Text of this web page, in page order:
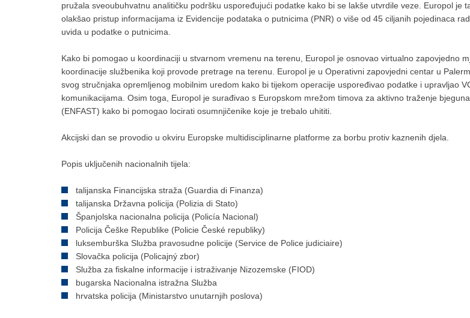
pružala sveoubuhvatnu analitičku podršku uspoređujući podatke kako bi se lakše utvrdile veze. Europol je
olakšao pristup informacijama iz Evidencije podataka o putnicima (PNR) o više od 45 ciljanih pojedinaca
uvida u podatke o putnicima.
Kako bi pomogao u koordinaciji u stvarnom vremenu na terenu, Europol je osnovao virtualno zapovjedno
koordinacije službenika koji provode pretrage na terenu. Europol je u Operativni zapovjedni centar u
svog stručnjaka opremljenog mobilnim uredom kako bi tijekom operacije uspoređivao podatke i upravljao
komunikacijama. Osim toga, Europol je surađivao s Europskom mrežom timova za aktivno traženje
(ENFAST) kako bi pomogao locirati osumnjičenike koje je trebalo uhititi.
Akcijski dan se provodio u okviru Europske multidisciplinarne platforme za borbu protiv kaznenih djela.
Popis uključenih nacionalnih tijela:
talijanska Financijska straža (Guardia di Finanza)
talijanska Državna policija (Polizia di Stato)
Španjolska nacionalna policija (Policía Nacional)
Policija Češke Republike (Policie České republiky)
luksemburška Služba pravosudne policije (Service de Police judiciaire)
Slovačka policija (Policajný zbor)
Služba za fiskalne informacije i istraživanje Nizozemske (FIOD)
bugarska Nacionalna istražna Služba
hrvatska policija (Ministarstvo unutarnjih poslova)